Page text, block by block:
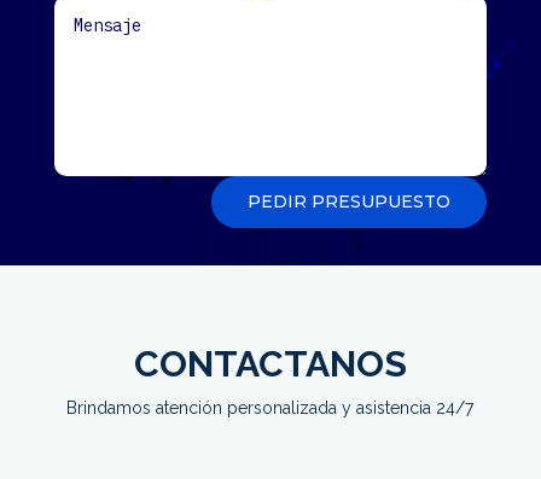
PEDIR PRESUPUESTO
CONTACTANOS
Brindamos atención personalizada y asistencia 24/7